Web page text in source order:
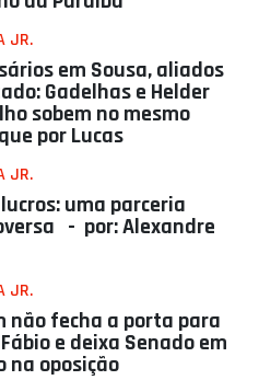
JR.
em Sousa, aliados
Gadelhas e Helder
sobem no mesmo
por Lucas
JR.
uma parceria
- por: Alexandre
JR.
não fecha a porta para
e deixa Senado em
na oposição